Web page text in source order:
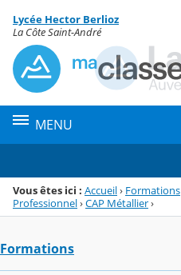
Menu de la rubrique
Contenu
Lycée Hector Berlioz
La Côte Saint-André
MENU
Vous êtes ici : Accueil› Formations
Professionnel›CAP Métallier›
Formations